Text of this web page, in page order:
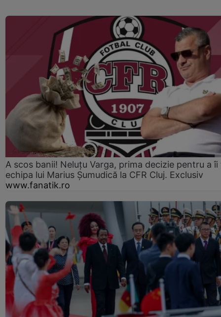
A scos banii! Neluțu Varga, prima decizie pentru a îi
echipa lui Marius Șumudică la CFR Cluj. Exclusiv
www.fanatik.ro